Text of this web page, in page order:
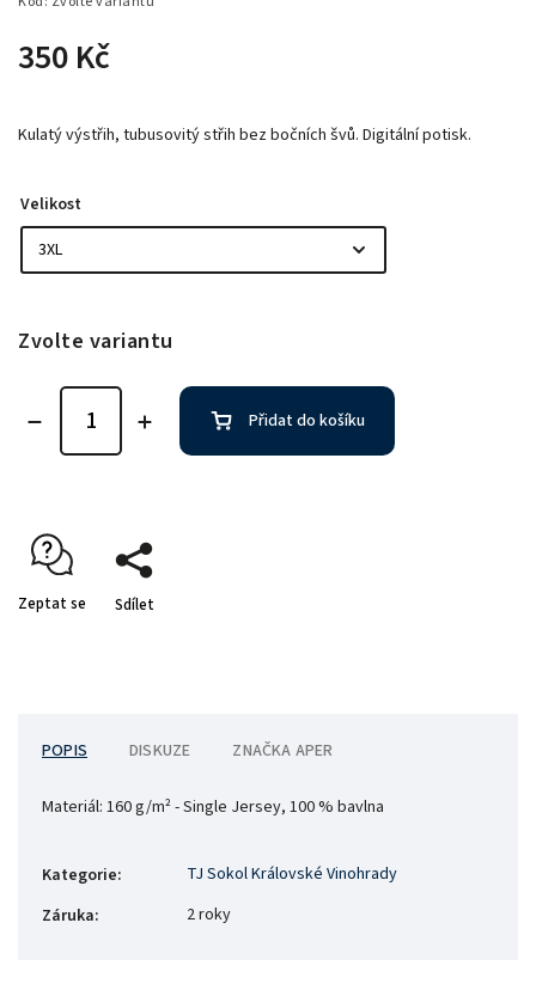
350 Kč
Kulatý výstřih, tubusovitý střih bez bočních švů. Digitální potisk.
Velikost
Zvolte variantu
Přidat do košíku
Zeptat se Sdílet
POPIS DISKUZE ZNAČKA APER
Materiál: 160 g/m² - Single Jersey, 100 % bavlna
Kategorie:
TJ Sokol Královské Vinohrady
Záruka: 2 roky